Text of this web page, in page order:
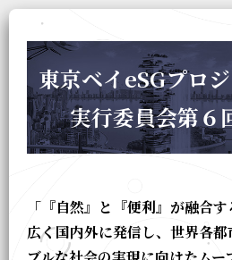
東京ベイeSGプロ
実行委員会第６
「『自然』と『便利』が融合
広く国内外に発信し、世界各